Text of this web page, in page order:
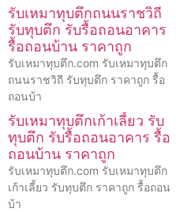
รับเหมาทุบตึกถนนราชวิถี
รับทุบตึก รับรื้อถอนอาคาร
รื้อถอนบ้าน ราคาถูก
รับเหมาทุบตึก.com รับเหมาทุบตึก
ถนนราชวิถี รับทุบตึก ราคาถูก รื้อ
ถอนบ้า
รับเหมาทุบตึกเก้าเลี้ยว รับ
ทุบตึก รับรื้อถอนอาคาร รื้อ
ถอนบ้าน ราคาถูก
รับเหมาทุบตึก.com รับเหมาทุบตึก
เก้าเลี้ยว รับทุบตึก ราคาถูก รื้อถอน
บ้า